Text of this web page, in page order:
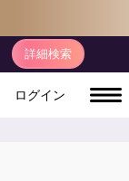
詳細検索
ログイン